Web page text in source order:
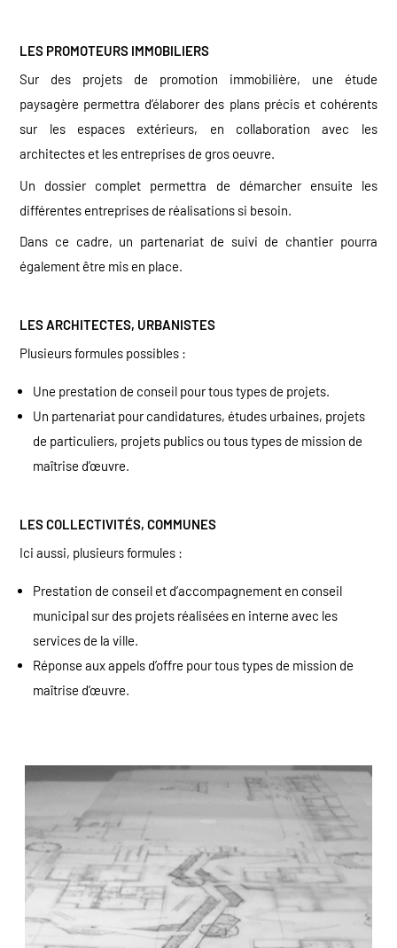
LES PROMOTEURS IMMOBILIERS
Sur des projets de promotion immobilière, une étude
paysagère permettra d’élaborer des plans précis et cohérents
sur les espaces extérieurs, en collaboration avec les
architectes et les entreprises de gros oeuvre.
Un dossier complet permettra de démarcher ensuite les
différentes entreprises de réalisations si besoin.
Dans ce cadre, un partenariat de suivi de chantier pourra
également être mis en place.
LES ARCHITECTES, URBANISTES
Plusieurs formules possibles :
Une prestation de conseil pour tous types de projets.
Un partenariat pour candidatures, études urbaines, projets
de particuliers, projets publics ou tous types de mission de
maîtrise d’œuvre.
LES COLLECTIVITÉS, COMMUNES
Ici aussi, plusieurs formules :
Prestation de conseil et d’accompagnement en conseil
municipal sur des projets réalisées en interne avec les
services de la ville.
Réponse aux appels d’offre pour tous types de mission de
maîtrise d’œuvre.